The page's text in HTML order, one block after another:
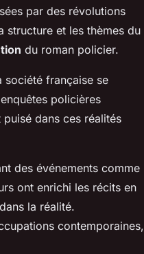
par des révolutions
structure et les thèmes du
du roman policier.
société française se
policières
dans ces réalités
des événements comme
ont enrichi les récits en
la réalité.
contemporaines,